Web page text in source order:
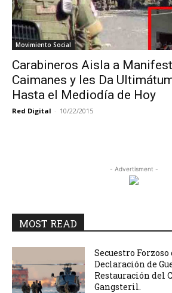
Movimiento Social
Carabineros Aisla a
Caimanes y les Da
Hasta el Mediodía de Hoy
Red Digital - 10/22/2015
- Advertisment -
MOST READ
Secuestro Forzoso
Declaración de
Restauración del
Gangsteril.